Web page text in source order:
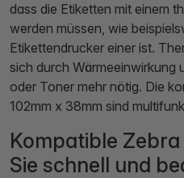
dass die Etiketten mit einem
werden müssen, wie
Etikettendrucker einer ist.
sich durch Wärmeeinwirkung
oder Toner mehr nötig. Die
102mm x 38mm sind
Kompatible
Sie schnell und